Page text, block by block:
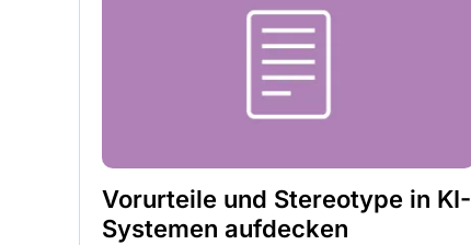
Vorurteile und Stereotype in KI-
Systemen aufdecken